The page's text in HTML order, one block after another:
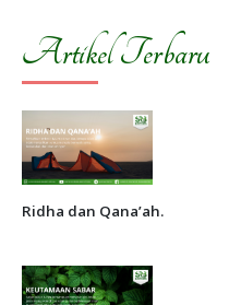
Artikel Terbaru
Ridha dan Qana’ah.